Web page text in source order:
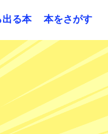
出る本 本をさがす